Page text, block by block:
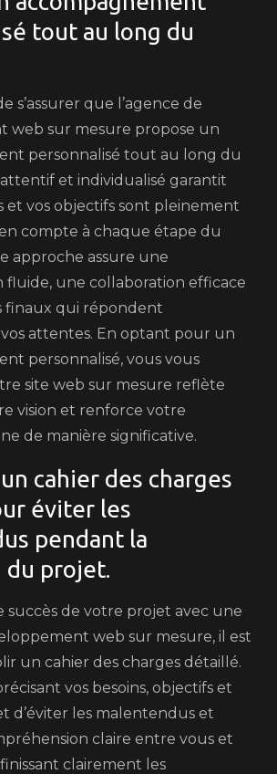
tout au long du
s’assurer que l’agence de
web sur mesure propose un
personnalisé tout au long du
et individualisé garantit
et vos objectifs sont pleinement
compte à chaque étape du
approche assure une
fluide, une collaboration efficace
finaux qui répondent
attentes. En optant pour un
personnalisé, vous vous
site web sur mesure reflète
vision et renforce votre
de manière significative.
cahier des charges
éviter les
pendant la
du projet.
succès de votre projet avec une
web sur mesure, il est
un cahier des charges détaillé.
vos besoins, objectifs et
d’éviter les malentendus et
claire entre vous et
clairement les